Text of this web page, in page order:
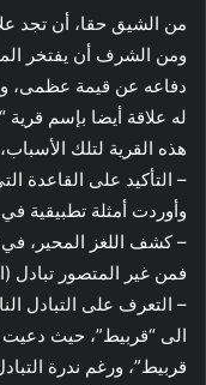
من الشيق حقا، أن تجد
ومن الشرف أن يفتخر
دفاعه عن قيمة عظمى،
له علاقة أيضا بإسم
هذه القرية لتلك
– التأكيد على القاعدة
وأوردت أمثلة تطبيقية
– كشف اللغز المحير، في
فمن غير المتصور تبادل
– التعرف على التبادل
الى “قربيط”، حيث دعيت
قربيط”، ورغم ندرة